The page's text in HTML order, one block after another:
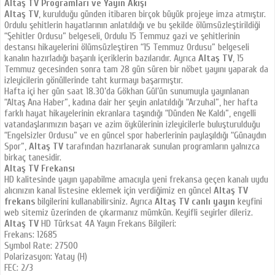
Altaş TV Programları ve Yayın Akışı
Altaş TV, kurulduğu günden itibaren birçok büyük projeye imza atmıştır.
Ordulu şehitlerin hayatlarının anlatıldığı ve bu şekilde ölümsüzleştirildiği
“Şehitler Ordusu” belgeseli, Ordulu 15 Temmuz gazi ve şehitlerinin
destansı hikayelerini ölümsüzleştiren “15 Temmuz Ordusu” belgeseli
kanalın hazırladığı başarılı içeriklerin bazılarıdır. Ayrıca Altaş TV, 15
Temmuz gecesinden sonra tam 28 gün süren bir nöbet yayını yaparak da
izleyicilerin gönüllerinde taht kurmayı başarmıştır.
Hafta içi her gün saat 18.30’da Gökhan Gül’ün sunumuyla yayınlanan
“Altaş Ana Haber”, kadına dair her şeyin anlatıldığı “Arzuhal”, her hafta
farklı hayat hikayelerinin ekranlara taşındığı “Dünden Ne Kaldı”, engelli
vatandaşlarımızın başarı ve azim öykülerinin izleyicilerle buluşturulduğu
“Engelsizler Ordusu” ve en güncel spor haberlerinin paylaşıldığı “Günaydın
Spor”, Altaş TV tarafından hazırlanarak sunulan programların yalnızca
birkaç tanesidir.
Altaş TV Frekansı
HD kalitesinde yayın yapabilme amacıyla yeni frekansa geçen kanalı uydu
alıcınızın kanal listesine eklemek için verdiğimiz en güncel Altaş TV
frekans bilgilerini kullanabilirsiniz. Ayrıca Altaş TV canlı yayın keyfini
web sitemiz üzerinden de çıkarmanız mümkün. Keyifli seyirler dileriz.
Altaş TV HD Türksat 4A Yayın Frekans Bilgileri:
Frekans: 12685
Symbol Rate: 27500
Polarizasyon: Yatay (H)
FEC: 2/3